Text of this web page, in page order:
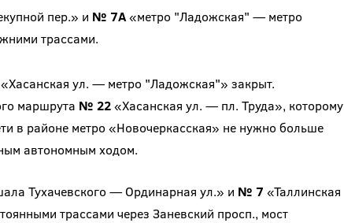
пер.» и № 7А«метро "Ладожская" — метро
трассами.
ул. — метро "Ладожская"» закрыт.
маршрута № 22«Хасанская ул. — пл. Труда», которому
в районе метро «Новочеркасская» не нужно больше
автономным ходом.
Тухачевского — Ординарная ул.» и № 7 «Таллинская
трассами через Заневский просп., мост